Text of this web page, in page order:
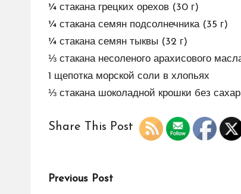
¼ стакана грецких орехов (30 г)
¼ стакана семян подсолнечника (35 г)
¼ стакана семян тыквы (32 г)
⅓ стакана несоленого арахисового
1 щепотка морской соли в хлопьях
⅓ стакана шоколадной крошки без
Share This Post
Previous Post